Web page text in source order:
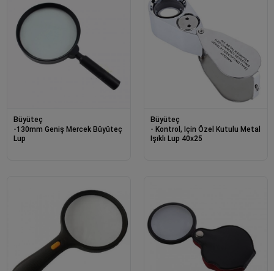
Büyüteç
-130mm Geniş Mercek Büyüteç
Lup
Büyüteç
- Kontrol, Için Özel Kutulu Metal
Işıklı Lup 40x25